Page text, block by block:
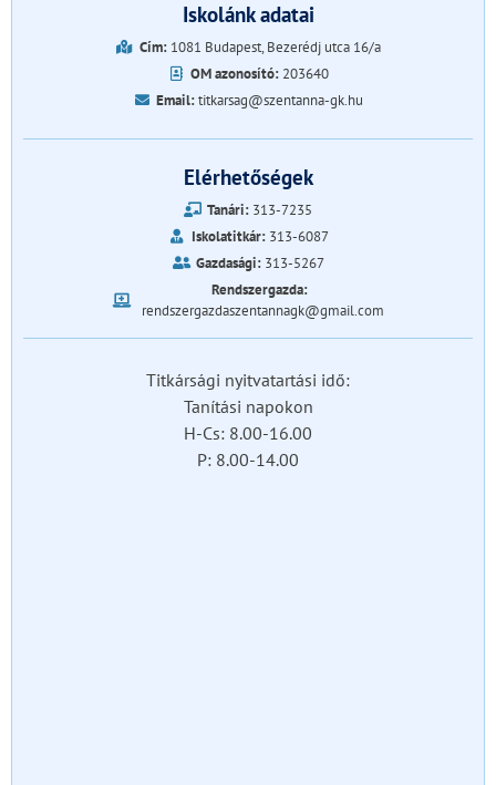
Iskolánk adatai
Cím:1081 Budapest, Bezerédj utca 16/a
OM azonosító: 203640
Email:titkarsag@szentanna-gk.hu
Elérhetőségek
Tanári: 313-7235
Iskolatitkár:313-6087
Gazdasági:313-5267
Rendszergazda:
rendszergazdaszentannagk@gmail.com
Titkársági nyitvatartási idő:
Tanítási napokon
H-Cs: 8.00-16.00
P: 8.00-14.00